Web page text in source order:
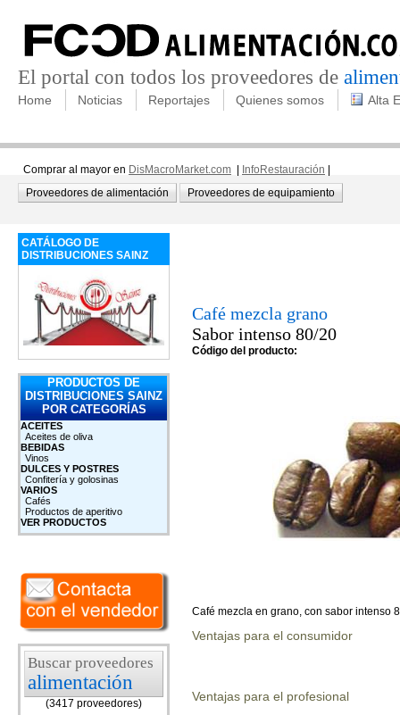
El portal con todos los proveedores de
Home Noticias Reportajes Quienes somos Alta
Comprar al mayor en DisMacroMarket.com InfoRestauración
Proveedores de alimentación
Proveedores de equipamiento
CATÁLOGO DE
DISTRIBUCIONES SAINZ
PRODUCTOS DE
DISTRIBUCIONES SAINZ
POR CATEGORÍAS
ACEITES
Aceites de oliva
BEBIDAS
Vinos
DULCES Y POSTRES
Confitería y golosinas
VARIOS
Cafés
Productos de aperitivo
VER PRODUCTOS
Buscar proveedores
alimentación
(3417 proveedores)
Café mezcla grano
Sabor intenso 80/20
Código del producto:
Café mezcla en grano, con sabor intenso
Ventajas para el consumidor
Ventajas para el profesional